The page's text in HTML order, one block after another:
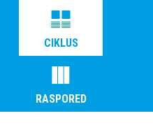
CIKLUS
RASPORED